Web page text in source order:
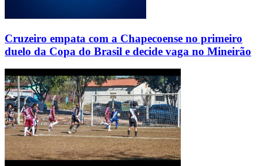
Cruzeiro empata com a Chapecoense no primeiro
duelo da Copa do Brasil e decide vaga no Mineirão